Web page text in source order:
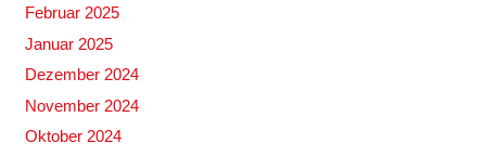
Februar 2025
Januar 2025
Dezember 2024
November 2024
Oktober 2024